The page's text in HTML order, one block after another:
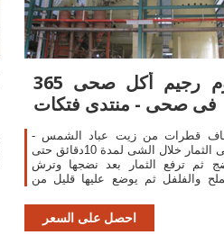
365 يوم رجيم أكل صحى
فى صحى - منتدى فتكات
- تضاف قطرات من زيت عباد الشمس
على الثمار خلال الشى لمدة 10دقائق حتى
ثم ترفع الثمار بعد نضجها وترش
والفلفل ثم يوضع عليها قليل من
الثمار المشوية
احصل على السعر